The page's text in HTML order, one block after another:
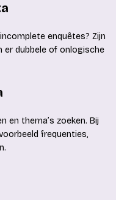
enquêtes? Zijn
er dubbele of onlogische
en thema’s zoeken. Bij
frequenties,